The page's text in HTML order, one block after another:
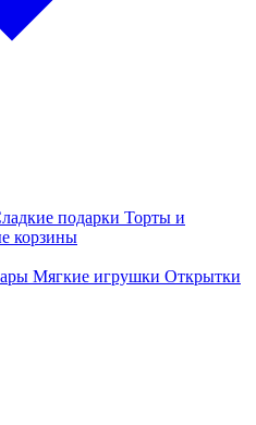
подарки Торты и
корзины
Мягкие игрушки Открытки